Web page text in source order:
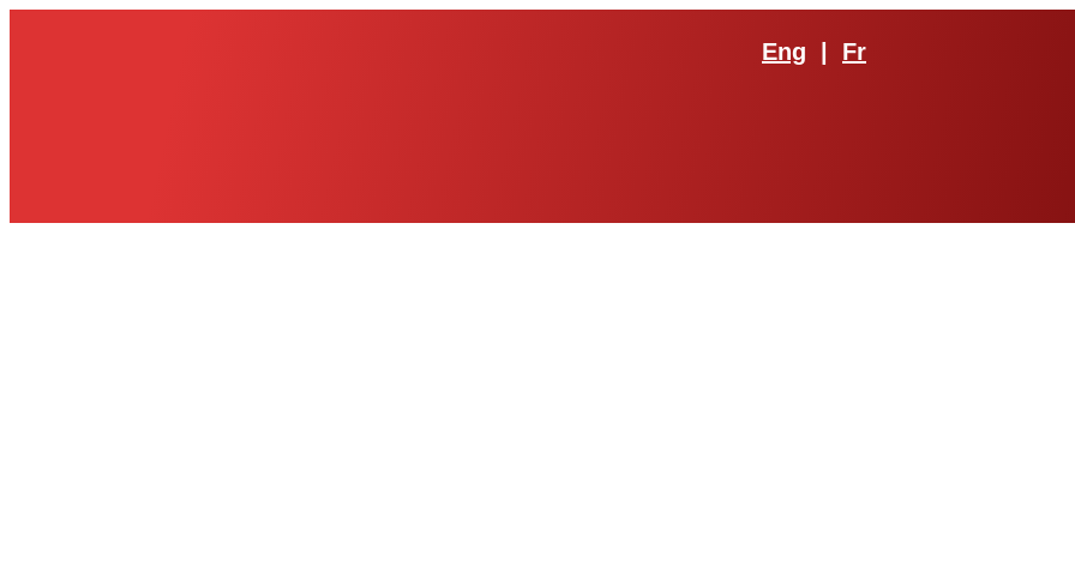
Eng Fr